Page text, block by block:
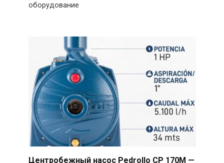
оборудование
Центробежный насос Pedrollo CP 170M —